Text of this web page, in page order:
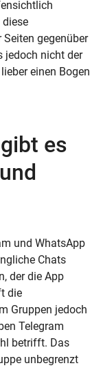
gegenüber
jedoch nicht der
einen Bogen
es
und WhatsApp
Chats
der die App
die
Gruppen jedoch
Telegram
betrifft. Das
unbegrenzt